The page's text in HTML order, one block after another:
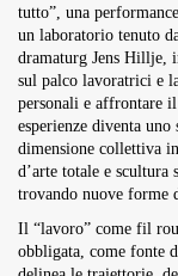
tutto”, una
un laboratorio tenuto
dramaturg Jens Hillje,
sul palco lavoratrici e
personali e affrontare
esperienze diventa
dimensione collettiva
d’arte totale e
trovando nuove forme
Il “lavoro” come fil
obbligata, come fonte